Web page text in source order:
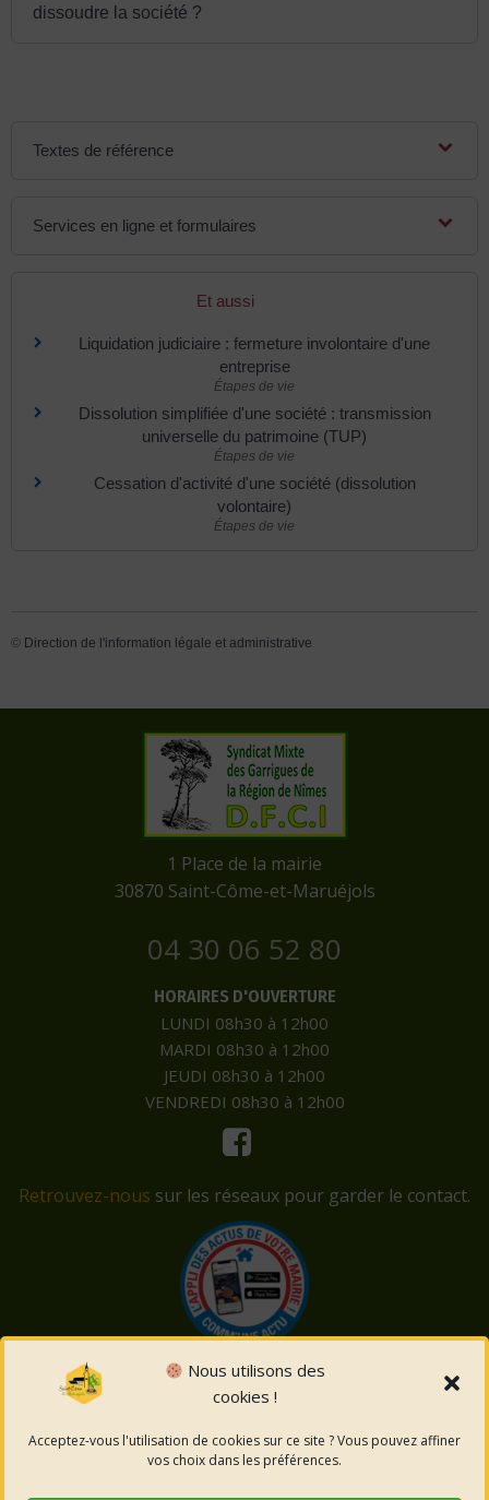
Nous utilisons des
cookies !
Acceptez-vous l'utilisation de cookies sur ce site ? Vous pouvez affiner
vos choix dans les préférences.
dissoudre la société ?
Textes de référence
Services en ligne et formulaires
Et aussi
Liquidation judiciaire : fermeture involontaire d'une
entreprise
Étapes de vie
Dissolution simplifiée d'une société : transmission
universelle du patrimoine (TUP)
Étapes de vie
Cessation d'activité d'une société (dissolution
volontaire)
Étapes de vie
© Direction de l'information légale et administrative
​1 Place de la mairie
​30870 Saint-Côme-et-Maruéjols
04 30 06 52 80
HORAIRES D'OUVERTURE
LUNDI 08h30 à 12h00
MARDI 08h30 à 12h00
JEUDI 08h30 à 12h00
VENDREDI 08h30 à 12h00
Retrouvez-nous sur les réseaux pour garder le contact.
© 2026 Saint-Côme-et-Maruéjols. Un service proposé